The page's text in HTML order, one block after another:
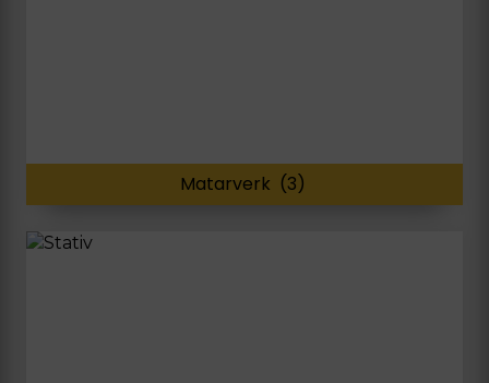
Matarverk (3)